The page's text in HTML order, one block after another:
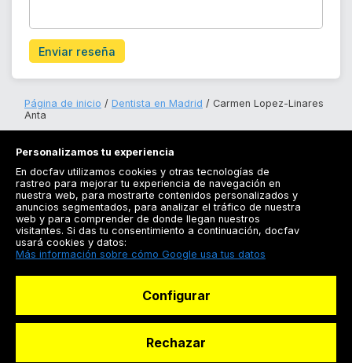
Enviar reseña
Página de inicio Dentista en Madrid
Carmen Lopez-Linares
Anta
Registrarse
Docfav
Personalizamos tu experiencia
En docfav utilizamos cookies y otras tecnologías de
rastreo para mejorar tu experiencia de navegación en
nuestra web, para mostrarte contenidos personalizados y
anuncios segmentados, para analizar el tráfico de nuestra
web y para comprender de donde llegan nuestros
visitantes. Si das tu consentimiento a continuación, docfav
usará cookies y datos:
Más información sobre cómo Google usa tus datos
Configurar
Rechazar